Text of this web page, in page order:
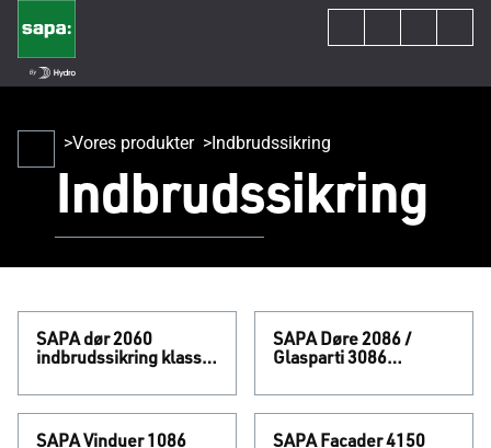
Vores produkter Indbrudssikring
Indbrudssikring
SAPA dør 2060
indbrudssikring klasse
SAPA Døre 2086 /
Glasparti 3086
RC2/RC3
SAPA Vinduer 1086
SAPA Facader 4150